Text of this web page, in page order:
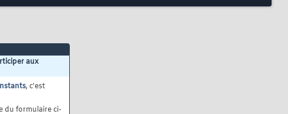
aux
, c'est
du formulaire ci-